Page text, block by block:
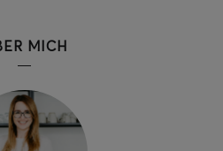
MICH